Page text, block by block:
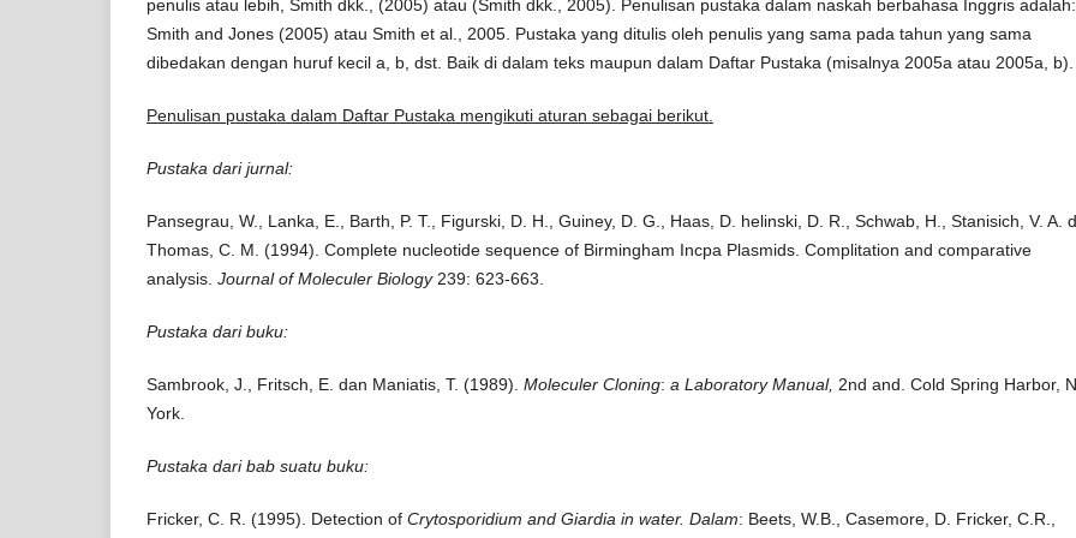
penulis atau lebih, Smith dkk., (2005) atau (Smith dkk., 2005). Penulisan pustaka dalam naskah berbahasa Inggris adalah:
Smith and Jones (2005) atau Smith et al., 2005. Pustaka yang ditulis oleh penulis yang sama pada tahun yang sama
dibedakan dengan huruf kecil a, b, dst. Baik di dalam teks maupun dalam Daftar Pustaka (misalnya 2005a atau 2005a, b).
Penulisan pustaka dalam Daftar Pustaka mengikuti aturan sebagai berikut.
Pustaka dari jurnal:
Pansegrau, W., Lanka, E., Barth, P. T., Figurski, D. H., Guiney, D. G., Haas, D. helinski, D. R., Schwab, H., Stanisich, V. A.
Thomas, C. M. (1994). Complete nucleotide sequence of Birmingham Incpa Plasmids. Complitation and comparative
analysis. Journal of Moleculer Biology239: 623-663.
Pustaka dari buku:
Sambrook, J., Fritsch, E. dan Maniatis, T. (1989). Moleculer Cloning: a Laboratory Manual, 2nd and. Cold Spring Harbor,
York.
Pustaka dari bab suatu buku:
Fricker, C. R. (1995). Detection of Crytosporidium and Giardia in water. Dalam: Beets, W.B., Casemore, D. Fricker, C.R.,